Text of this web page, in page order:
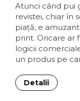
Atunci când pui
revistei, chiar în
piaţă, e
print. Oricare ar
logicii
un produs pe
Detalii